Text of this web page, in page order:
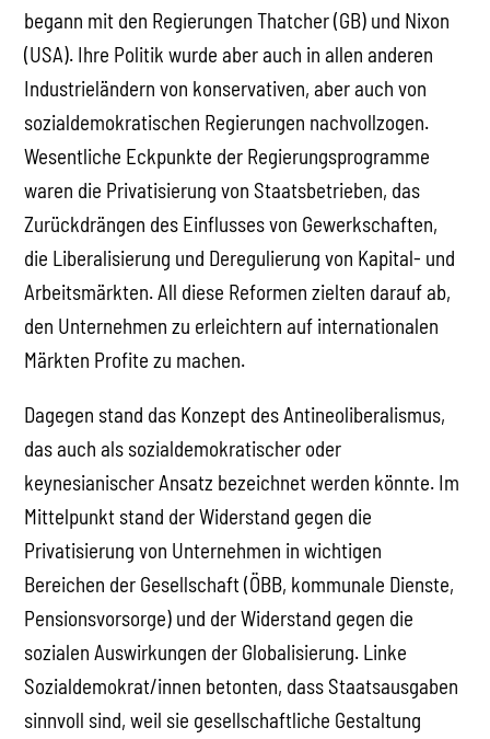
begann mit den Regierungen Thatcher (GB) und Nixon
(USA). Ihre Politik wurde aber auch in allen anderen
Industrieländern von konservativen, aber auch von
sozialdemokratischen Regierungen nachvollzogen.
Wesentliche Eckpunkte der Regierungsprogramme
waren die Privatisierung von Staatsbetrieben, das
Zurückdrängen des Einflusses von Gewerkschaften,
die Liberalisierung und Deregulierung von Kapital- und
Arbeitsmärkten. All diese Reformen zielten darauf ab,
den Unternehmen zu erleichtern auf internationalen
Märkten Profite zu machen.
Dagegen stand das Konzept des Antineoliberalismus,
das auch als sozialdemokratischer oder
keynesianischer Ansatz bezeichnet werden könnte. Im
Mittelpunkt stand der Widerstand gegen die
Privatisierung von Unternehmen in wichtigen
Bereichen der Gesellschaft (ÖBB, kommunale Dienste,
Pensionsvorsorge) und der Widerstand gegen die
sozialen Auswirkungen der Globalisierung. Linke
Sozialdemokrat/innen betonten, dass Staatsausgaben
sinnvoll sind, weil sie gesellschaftliche Gestaltung